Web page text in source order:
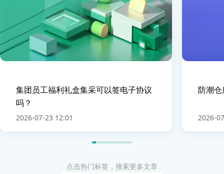
集团员工福利礼盒集采可以签电子协议
吗？
2026-07-23 12:01
防潮
2026-
点击热门标签，搜索更多文章